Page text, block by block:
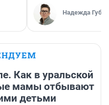
Надежда
Как в уральской
мамы отбывают
детьми